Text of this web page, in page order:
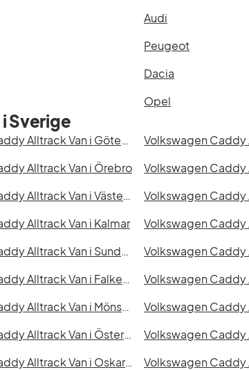
Audi
Peugeot
Dacia
Opel
Sverige
Volkswagen Caddy Alltrack Van i Göteborg
Alltrack Van i Örebro
Volkswagen Caddy Alltrack Van i Västerås
Alltrack Van i Kalmar
Volkswagen Caddy Alltrack Van i Sundsvall Volkswagen Caddy
Volkswagen Caddy Alltrack Van i Falkenberg Volkswagen Caddy
Volkswagen Caddy Alltrack Van i Mönsterås
Volkswagen Caddy Alltrack Van i Östersund
Volkswagen Caddy Alltrack Van i Oskarshamn